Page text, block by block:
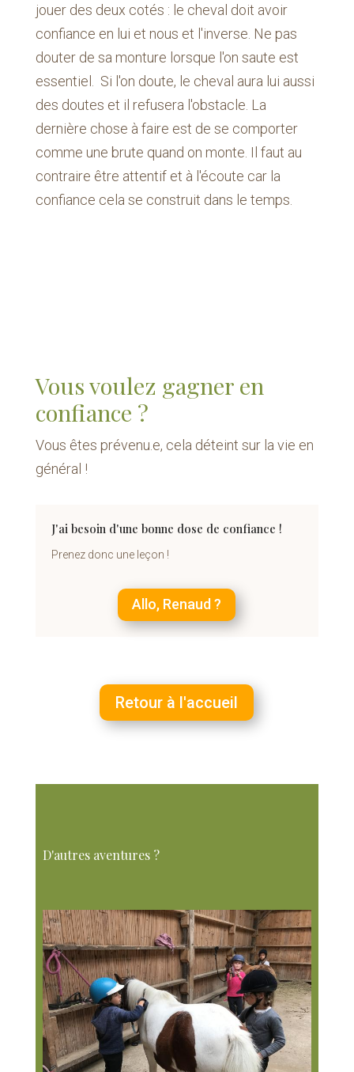
jouer des deux cotés : le cheval doit avoir
confiance en lui et nous et l'inverse. Ne pas
douter de sa monture lorsque l'on saute est
essentiel. Si l'on doute, le cheval aura lui aussi
des doutes et il refusera l'obstacle. La
dernière chose à faire est de se comporter
comme une brute quand on monte. Il faut au
contraire être attentif et à l'écoute car la
confiance cela se construit dans le temps.
Vous voulez gagner en
confiance ?
Vous êtes prévenu.e, cela déteint sur la vie en
général !
J'ai besoin d'une bonne dose de confiance !
Prenez donc une leçon !
Allo, Renaud ?
Retour à l'accueil
D'autres aventures ?